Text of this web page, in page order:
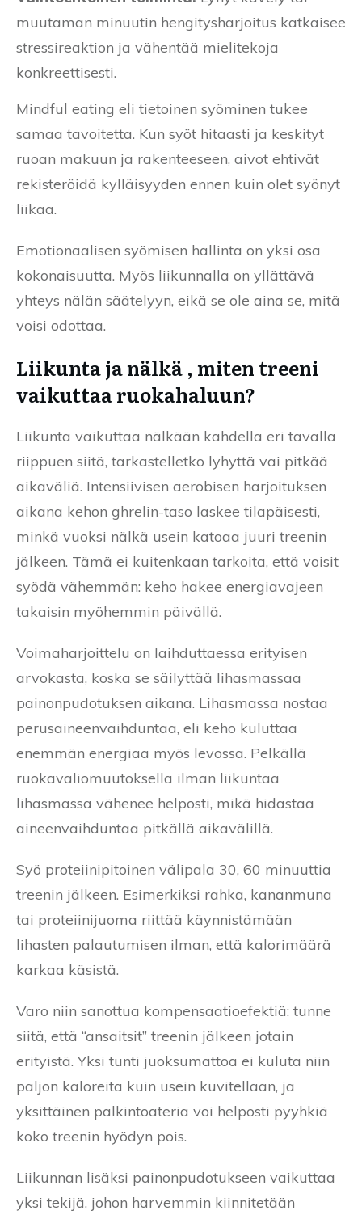
muutaman minuutin hengitysharjoitus katkaisee
stressireaktion ja vähentää mielitekoja
konkreettisesti.
Mindful eating eli tietoinen syöminen tukee
samaa tavoitetta. Kun syöt hitaasti ja keskityt
ruoan makuun ja rakenteeseen, aivot ehtivät
rekisteröidä kylläisyyden ennen kuin olet syönyt
liikaa.
Emotionaalisen syömisen hallinta on yksi osa
kokonaisuutta. Myös liikunnalla on yllättävä
yhteys nälän säätelyyn, eikä se ole aina se, mitä
voisi odottaa.
Liikunta ja nälkä , miten treeni
vaikuttaa ruokahaluun?
Liikunta vaikuttaa nälkään kahdella eri tavalla
riippuen siitä, tarkastelletko lyhyttä vai pitkää
aikaväliä. Intensiivisen aerobisen harjoituksen
aikana kehon ghrelin-taso laskee tilapäisesti,
minkä vuoksi nälkä usein katoaa juuri treenin
jälkeen. Tämä ei kuitenkaan tarkoita, että voisit
syödä vähemmän: keho hakee energiavajeen
takaisin myöhemmin päivällä.
Voimaharjoittelu on laihduttaessa erityisen
arvokasta, koska se säilyttää lihasmassaa
painonpudotuksen aikana. Lihasmassa nostaa
perusaineenvaihduntaa, eli keho kuluttaa
enemmän energiaa myös levossa. Pelkällä
ruokavaliomuutoksella ilman liikuntaa
lihasmassa vähenee helposti, mikä hidastaa
aineenvaihduntaa pitkällä aikavälillä.
Syö proteiinipitoinen välipala 30, 60 minuuttia
treenin jälkeen. Esimerkiksi rahka, kananmuna
tai proteiinijuoma riittää käynnistämään
lihasten palautumisen ilman, että kalorimäärä
karkaa käsistä.
Varo niin sanottua kompensaatioefektiä: tunne
siitä, että “ansaitsit” treenin jälkeen jotain
erityistä. Yksi tunti juoksumattoa ei kuluta niin
paljon kaloreita kuin usein kuvitellaan, ja
yksittäinen palkintoateria voi helposti pyyhkiä
koko treenin hyödyn pois.
Liikunnan lisäksi painonpudotukseen vaikuttaa
yksi tekijä, johon harvemmin kiinnitetään